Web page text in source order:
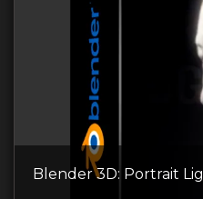
Blender 3D: Portrait